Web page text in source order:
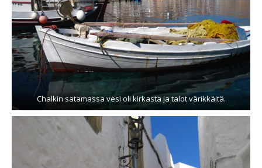
Chalkin satamassa vesi oli kirkasta ja talot värikkäitä.